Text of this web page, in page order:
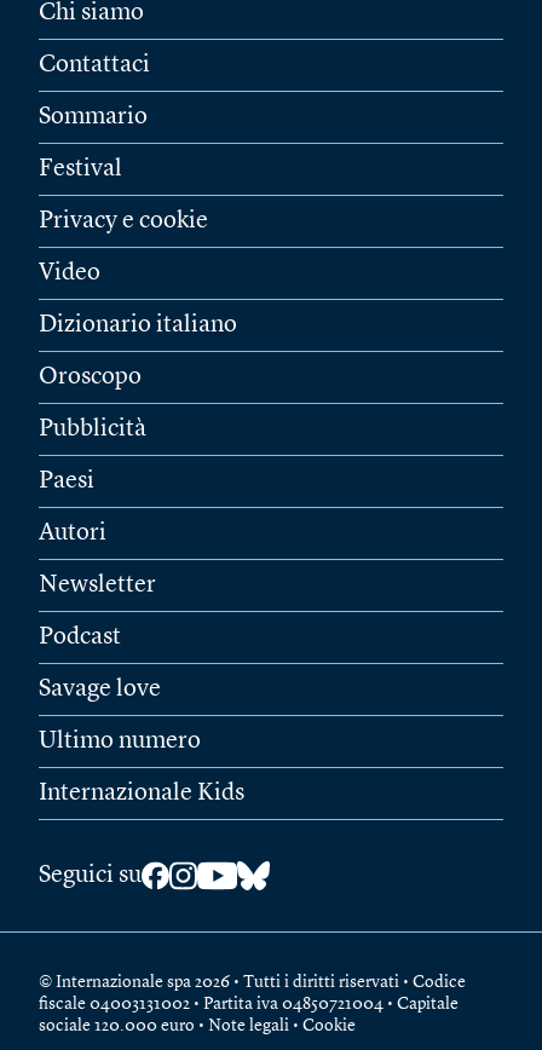
Chi siamo
Contattaci
Sommario
Festival
Privacy e cookie
Video
Dizionario italiano
Oroscopo
Pubblicità
Paesi
Autori
Newsletter
Podcast
Savage love
Ultimo numero
Internazionale Kids
Seguici su
© Internazionale spa 2026 • Tutti i diritti riservati • Codice
fiscale 04003131002 • Partita iva 04850721004 • Capitale
sociale 120.000 euro • Note legali • Cookie